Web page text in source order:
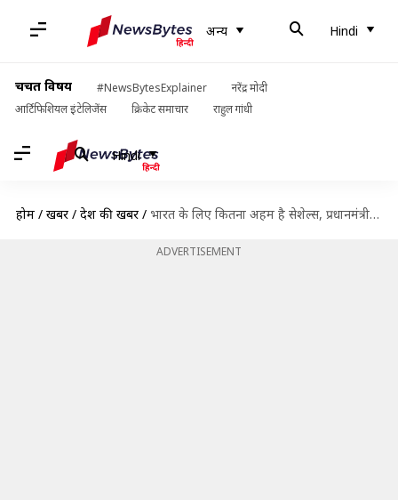
अन्य Hindi
चर्चित विषय #NewsBytesExplainer
नरेंद्र मोदी
आर्टिफिशियल इंटेलिजेंस
क्रिकेट समाचार राहुल गांधी
Hindi
होम / खबरें / देश की खबरें / भारत के लिए कितना अहम है सेशेल्स, प्रधानमंत्री मोदी की यात्रा के दौरान क्या होगी चर्चा?
ADVERTISEMENT